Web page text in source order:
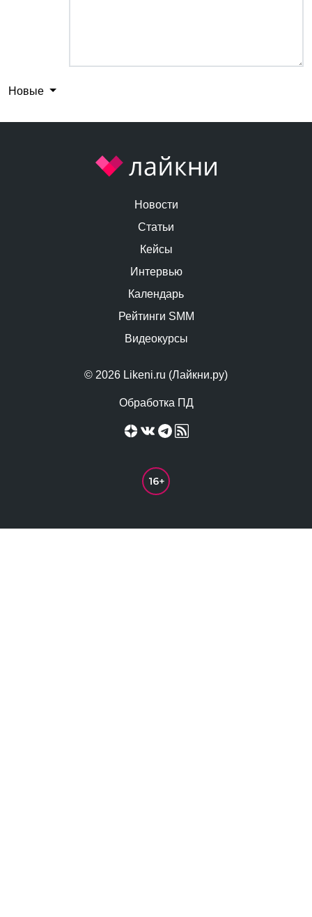
Новые
© 2026 Likeni.ru (Лайкни.ру)
Обработка ПД
Новости
Статьи
Кейсы
Интервью
Календарь
Рейтинги SMM
Видеокурсы